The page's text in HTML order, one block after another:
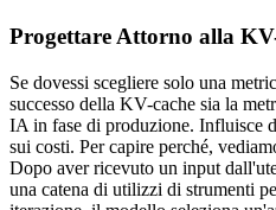
Progettare Attorno alla
Se dovessi scegliere solo una
successo della KV-cache sia la
IA in fase di produzione. Influisce
sui costi. Per capire perché,
Dopo aver ricevuto un input
una catena di utilizzi di strumenti